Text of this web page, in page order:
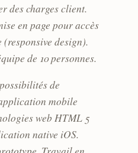
des charges client.
en page pour accès
design).
de 10 personnes.
de
mobile
web HTML 5
native iOS.